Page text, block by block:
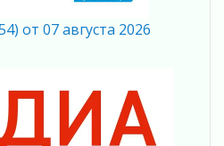
только письменное
от 07 августа 2026